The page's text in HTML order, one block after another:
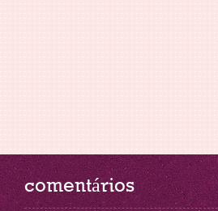
comentários